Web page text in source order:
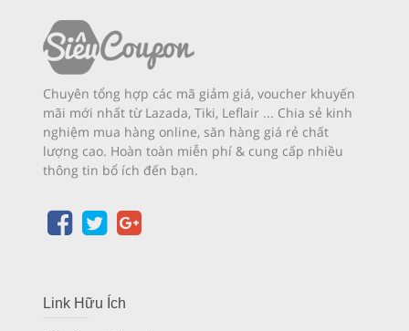
Chuyên tổng hợp các mã giảm giá, voucher khuyến
mãi mới nhất từ Lazada, Tiki, Leflair ... Chia sẻ kinh
nghiệm mua hàng online, săn hàng giá rẻ chất
lượng cao. Hoàn toàn miễn phí & cung cấp nhiều
thông tin bổ ích đến bạn.
Link Hữu Ích